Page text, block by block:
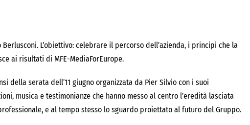
Berlusconi. L’obiettivo: celebrare il percorso dell’azienda, i principi che la
ai risultati di MFE-MediaForEurope.
della serata dell’11 giugno organizzata da Pier Silvio con i suoi
musica e testimonianze che hanno messo al centro l’eredità lasciata
e al tempo stesso lo sguardo proiettato al futuro del Gruppo.